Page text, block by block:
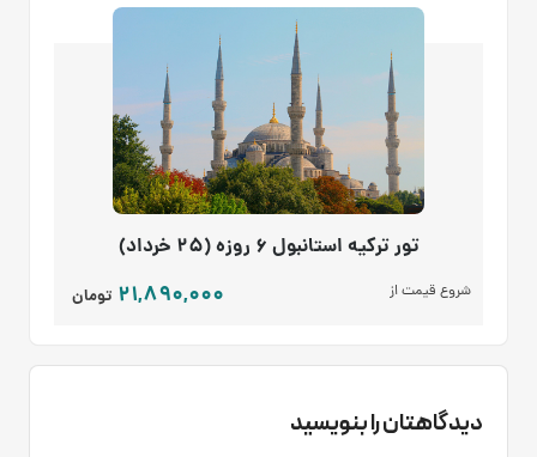
تور ترکیه استانبول 6 روزه (25 خرداد)
شروع قیمت از 21,890,000 تومان
دیدگاهتان را بنویسید